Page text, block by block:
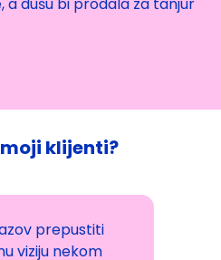
klijenti?
sam odlučila kontaktirati
što sam vidjela njezin